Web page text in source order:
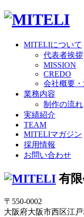
MITELIについて
代表者挨拶
MISSION
CREDO
会社概要
業務内容
制作の流れ
実績紹介
TEAM
MITELIマガジン
採用情報
お問い合わせ
有
〒550-0002
大阪府大阪市西区江